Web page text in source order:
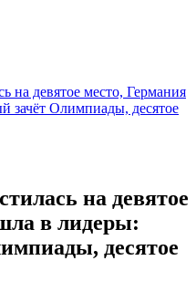
на девятое место, Германия
зачёт Олимпиады, десятое
на девятое
в лидеры:
десятое